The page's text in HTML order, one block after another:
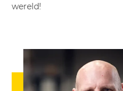
wereld!